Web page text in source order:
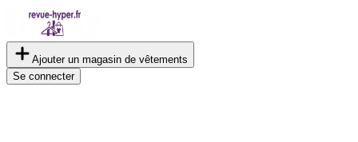
Ajouter un magasin de vêtements
Se connecter